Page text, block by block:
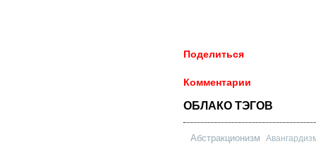
Поделиться
Комментарии
ОБЛАКО ТЭГОВ
Абстракционизм